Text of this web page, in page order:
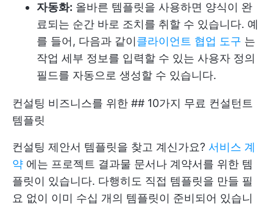
자동화: 올바른 템플릿을 사용하면 양식이 완
료되는 순간 바로 조치를 취할 수 있습니다. 예
를 들어, 다음과 같이클라이언트 협업 도구 는
작업 세부 정보를 입력할 수 있는 사용자 정의
필드를 자동으로 생성할 수 있습니다.
컨설팅 비즈니스를 위한 ## 10가지 무료 컨설턴트
템플릿
컨설팅 제안서 템플릿을 찾고 계신가요? 서비스 계
약 에는 프로젝트 결과물 문서나 계약서를 위한 템
플릿이 있습니다. 다행히도 직접 템플릿을 만들 필
요 없이 이미 수십 개의 템플릿이 준비되어 있습니